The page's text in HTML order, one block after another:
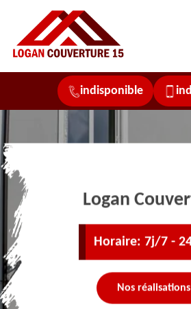
indisponible
Logan
Horaire: 7j/7 -
Nos réalisations